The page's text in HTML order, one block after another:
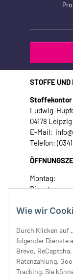
Wie wir
Durch Klicken auf
folgender Dienste
Brevo,
Ratenzahlung,
Tracking. Sie
STOFFE
Stoffekontor
Ludwig-
04178 Leipzig
E-Mail:
Telefon:
Montag:
Dienstag:
Donnerstag:
Samstag:
Unser